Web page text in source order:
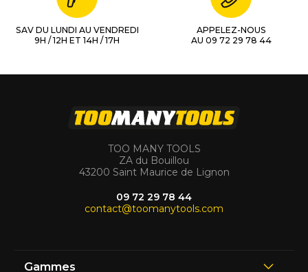
SAV DU LUNDI AU VENDREDI
9H / 12H ET 14H / 17H
APPELEZ-NOUS
AU 09 72 29 78 44
TOO MANY TOOLS
ZA du Bouillou
43200 Saint Maurice de Lignon
09 72 29 78 44
contact@toomanytools.com
Gammes